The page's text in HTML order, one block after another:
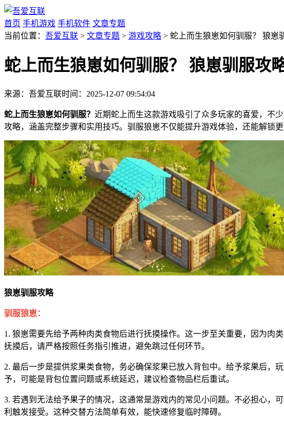
首页 手机游戏 手机软件 文章专题
当前位置： 吾爱互联 > 文章专题 > 游戏攻略 > 蛇上而生狼崽如何驯服？ 狼崽
蛇上而生狼崽如何驯服？ 狼崽驯服攻
来源：吾爱互联时间：2025-12-07 09:54:04
蛇上而生狼崽如何驯服？ 近期蛇上而生这款游戏吸引了众多玩家的喜爱，不
攻略，涵盖完整步骤和实用技巧。驯服狼崽不仅能提升游戏体验，还能解锁
狼崽驯服攻略
驯服狼崽：
1. 狼崽需要先给予两种肉类食物后进行抚摸操作。这一步至关重要，因为
抚摸后，请严格按照任务指引推进，避免跳过任何环节。
2. 最后一步是提供浆果类食物，务必确保浆果已放入背包中。给予浆果后，
予，可能是背包位置问题或系统延迟，建议检查物品栏后重试。
3. 若遇到无法给予果子的情况，这通常是游戏内的常见小问题。不必担心，
利触发接受。这种交替方法简单有效，能快速修复临时障碍。